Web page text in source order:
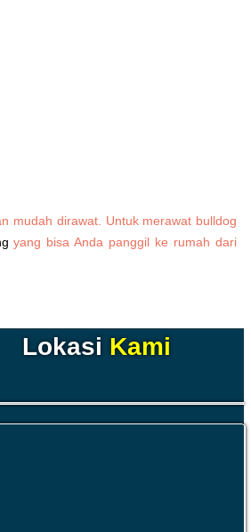
mudah dirawat. Untuk merawat bulldog
yang bisa Anda panggil ke rumah dari
Lokasi Kami